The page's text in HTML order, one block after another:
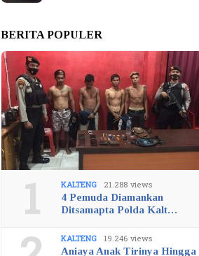
BERITA POPULER
1 KALTENG 21.288 views
4 Pemuda Diamankan
Ditsamapta Polda Kalt…
KALTENG 19.246 views
Aniaya Anak Tirinya Hingga